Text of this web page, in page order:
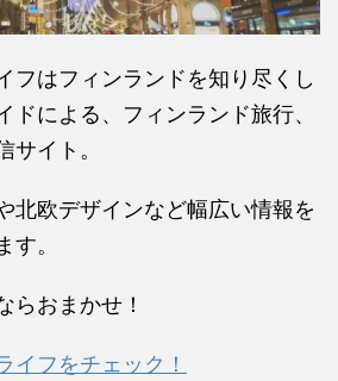
フはフィンランドを知り尽くし
ドによる、フィンランド旅行、
イト。
北欧デザインなど幅広い情報を
。
らおまかせ！
フをチェック！